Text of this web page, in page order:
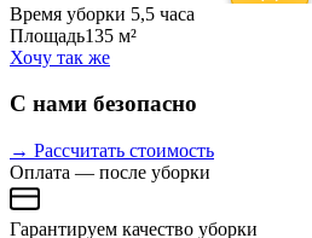
Время уборки 5,5 часа
Площадь135 м²
Хочу так же
С нами безопасно
→ Рассчитать стоимость
Оплата — после уборки
Гарантируем качество уборки